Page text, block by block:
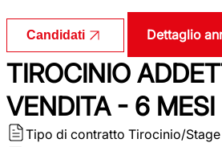
Candidati Dettaglio
TIROCINIO
VENDITA - 6 MESI
Tipo di contratto Tirocinio/Stage